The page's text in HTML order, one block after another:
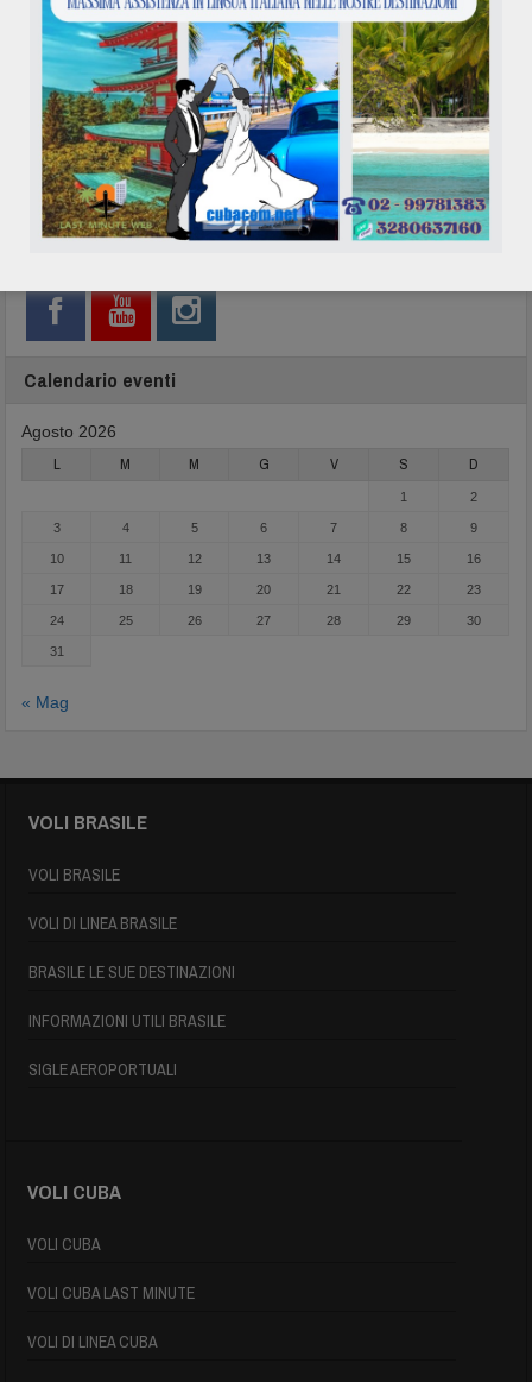
Network
Calendario eventi
Agosto 2026
L M M G V S D
1 2
3 4 5 6 7 8 9
10 11 12 13 14 15 16
17 18 19 20 21 22 23
24 25 26 27 28 29 30
31
« Mag
VOLI BRASILE
VOLI BRASILE
VOLI DI LINEA BRASILE
BRASILE LE SUE DESTINAZIONI
INFORMAZIONI UTILI BRASILE
SIGLE AEROPORTUALI
VOLI CUBA
VOLI CUBA
VOLI CUBA LAST MINUTE
VOLI DI LINEA CUBA